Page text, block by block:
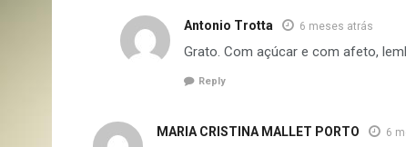
Antonio Trotta 6 meses atrás
Grato. Com açúcar e com afeto,
Reply
MARIA CRISTINA MALLET PORTO 6